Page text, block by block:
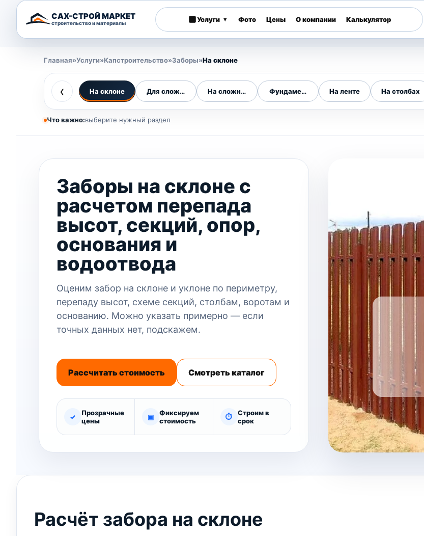
САХ-СТРОЙ МАРКЕТ
строительство и материалы Услуги ▾ Фото Цены О компании Калькулятор
Главная»Услуги»Капстроительство»Заборы»На склоне
‹ На склоне Для сложного рельефаНа сложном рельефеФундамент для забора
На ленте На столбах
Что важно:выберите нужный раздел
Заборы на склоне с
расчетом перепада
высот, секций, опор,
основания и
водоотвода
Оценим забор на склоне и уклоне по периметру,
перепаду высот, схеме секций, столбам, воротам и
основанию. Можно указать примерно — если
точных данных нет, подскажем.
Рассчитать стоимость Смотреть каталог
✓
Прозрачные
цены
▣
Фиксируем
стоимость
⏱
Строим в
срок
Расчёт забора на склоне